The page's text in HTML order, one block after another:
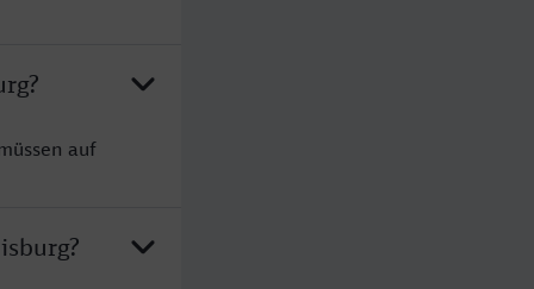
auf